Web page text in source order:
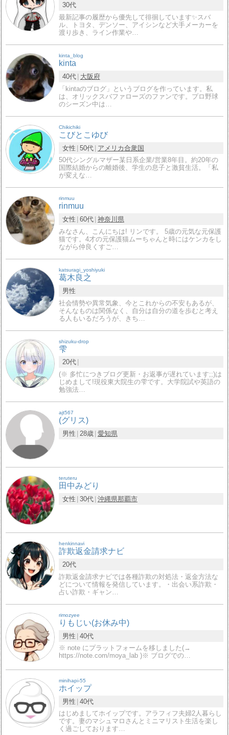
30代
最新記事の履歴から優先して徘徊しています✨スバ
ル、トヨタ、デンソー、アイシンなど大手メーカーを
渡り歩き、ライン作業や…
kinta_blog
kinta
40代
大阪府
「kintaのブログ」というブログを作っています。私
は、オリックスバファローズのファンです。プロ野球
のシーズン中は…
Chikichiki
こびとこゆび
女性 50代
アメリカ合衆国
50代シングルマザー某日系企業/営業8年目。約20年の
国際結婚からの離婚後、学生の息子と激貧生活。「私
が変えな…
rinmuu
rinmuu
女性 60代 神奈川県
みなさん、こんにちは! リンです。 5歳の元気な元保護
猫です。4才の元保護猫ムーちゃんと時にはケンカをし
ながら仲良くすご…
katsuragi_yoshiyuki
葛木良之
男性
社会情勢や異常気象、今とこれからの不安もあるが、
そんなものは関係なく、自分は自分の道を歩むと考え
る人もいるだろうが、きち…
shizuku-drop
雫
20代
(※ 多忙につきブログ更新・お返事が遅れています;;)は
じめまして!現役東大院生の雫です。大学院試や英語の
勉強法…
ajt567
(グリス)
男性 28歳 愛知県
teruteru
田中みどり
女性 30代 沖縄県那覇市
henkinnavi
詐欺返金請求ナビ
20代
詐欺返金請求ナビでは各種詐欺の対処法・返金方法な
どについて情報を発信しています。・出会い系詐欺・
占い詐欺・ギャン…
rimozyee
りもじい(お休み中)
男性 40代
※ note にプラットフォームを移しました(→
https://note.com/moya_lab )※ ブログでの…
minihapi-55
ホイップ
男性 40代
はじめましてホイップです。アラフィフ夫婦2人暮らし
です。妻のマシュマロさんとミニマリスト生活を楽し
く過ごしております…